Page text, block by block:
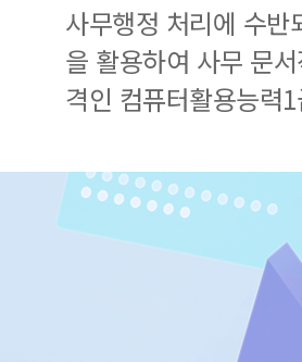
사무행정 처리에 수
을 활용하여 사무 문
격인 컴퓨터활용능력